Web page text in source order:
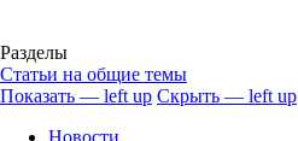
Разделы
Cтатьи на общие темы
Показать — left up Скрыть — left up
Новости